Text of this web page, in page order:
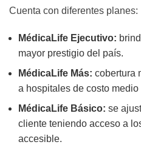
Cuenta con diferentes planes:
MédicaLife Ejecutivo:
mayor prestigio del país.
MédicaLife Más: cobertura
a hospitales de costo
MédicaLife Básico: se
cliente teniendo acceso a
accesible.